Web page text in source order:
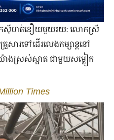
រក​ស៊ី​ហត់​នឿយ​មួយ​រយៈ លោកស្រី
សារ​ទៅ​ដើរ​លេង​កម្សាន្ត​នៅ​
ាង​ស្រស់​ស្អាត ជាមួយ​សម្លៀក
Times